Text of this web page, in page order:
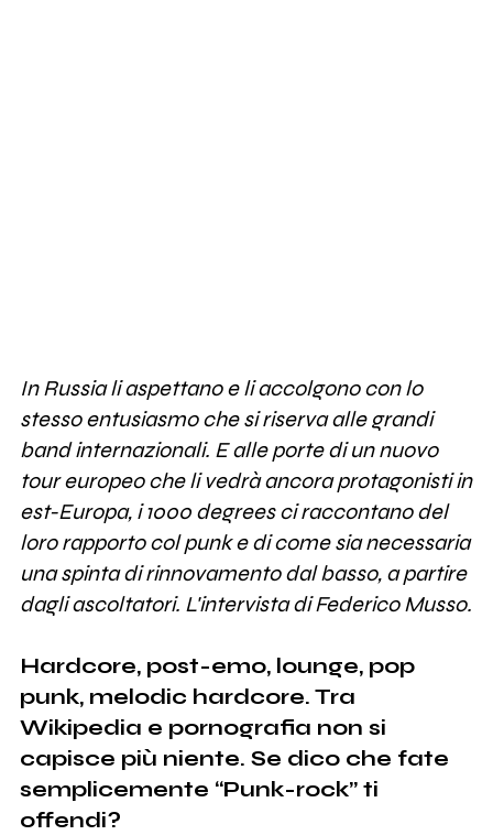
In Russia li aspettano e li accolgono con lo
stesso entusiasmo che si riserva alle grandi
band internazionali. E alle porte di un nuovo
tour europeo che li vedrà ancora protagonisti in
est-Europa, i 1000 degrees ci raccontano del
loro rapporto col punk e di come sia necessaria
una spinta di rinnovamento dal basso, a partire
dagli ascoltatori. L'intervista di Federico Musso.
Hardcore, post-emo, lounge, pop
punk, melodic hardcore. Tra
Wikipedia e pornografia non si
capisce più niente. Se dico che fate
semplicemente “Punk-rock” ti
offendi?